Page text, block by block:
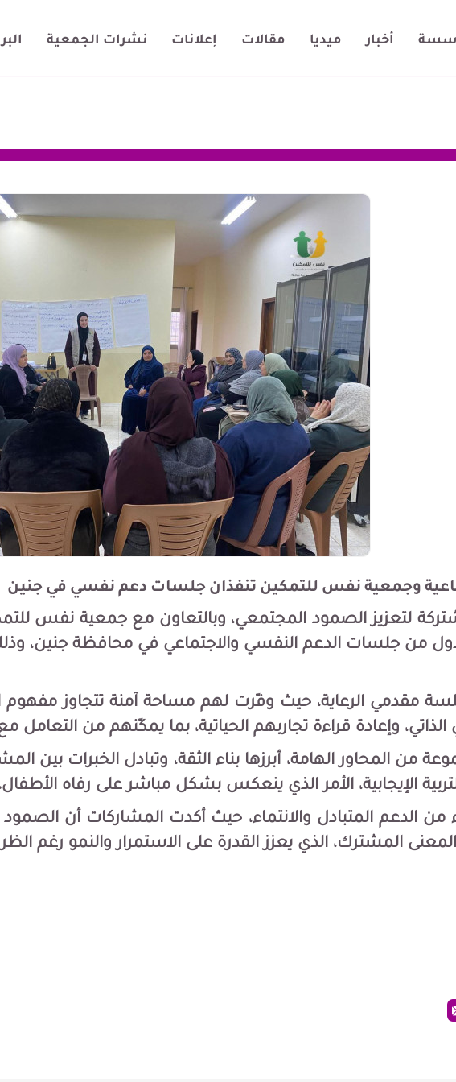
أخبار ميديا مقالات إعلانات نشرات الجمعية
وجمعية نفس للتمكين تنفذان جلسات دعم نفسي في جنين
لتعزيز الصمود المجتمعي، وبالتعاون مع جمعية نفس
من جلسات الدعم النفسي والاجتماعي في محافظة
مقدمي الرعاية، حيث وفّرت لهم مساحة آمنة تتجاوز مفهوم
الذاتي، وإعادة قراءة تجاربهم الحياتية، بما يمكّنهم من التعامل
من المحاور الهامة، أبرزها بناء الثقة، وتبادل الخبرات بين
الإيجابية، الأمر الذي ينعكس بشكل مباشر على رفاه
من الدعم المتبادل والانتماء، حيث أكدت المشاركات أن
المشترك، الذي يعزز القدرة على الاستمرار والنمو رغم